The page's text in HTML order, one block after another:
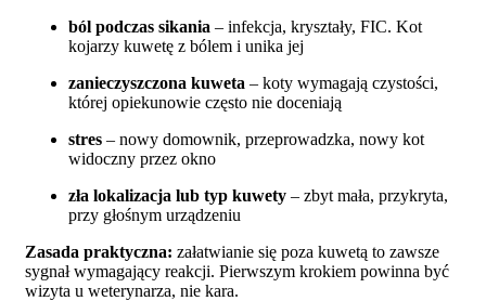
ból podczas sikania – infekcja, kryształy, FIC. Kot
kojarzy kuwetę z bólem i unika jej
zanieczyszczona kuweta – koty wymagają czystości,
której opiekunowie często nie doceniają
stres – nowy domownik, przeprowadzka, nowy kot
widoczny przez okno
zła lokalizacja lub typ kuwety – zbyt mała, przykryta,
przy głośnym urządzeniu
Zasada praktyczna: załatwianie się poza kuwetą to zawsze
sygnał wymagający reakcji. Pierwszym krokiem powinna być
wizyta u weterynarza, nie kara.